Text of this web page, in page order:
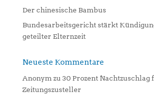
Der chinesische Bambus
Bundesarbeitsgericht stärkt
geteilter Elternzeit
Neueste Kommentare
Anonym zu 30 Prozent Nachtzuschlag
Zeitungszusteller